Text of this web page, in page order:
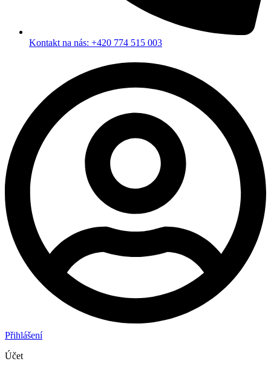
Kontakt na nás: +420 774 515 003
Přihlášení
Účet